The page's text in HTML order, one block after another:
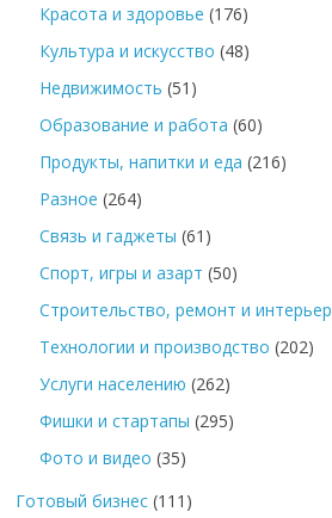
Красота и здоровье (176)
Культура и искусство (48)
Недвижимость (51)
Образование и работа (60)
Продукты, напитки и еда (216)
Разное (264)
Связь и гаджеты (61)
Спорт, игры и азарт (50)
Строительство, ремонт и интерьер
Технологии и производство (202)
Услуги населению (262)
Фишки и стартапы (295)
Фото и видео (35)
Готовый бизнес (111)